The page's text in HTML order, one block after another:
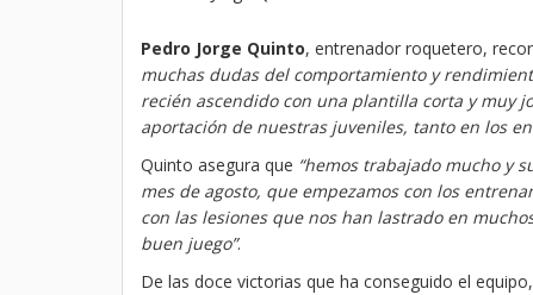
Pedro Jorge Quinto, entrenador roquetero,
muchas dudas del comportamiento y
recién ascendido con una plantilla corta y muy
aportación de nuestras juveniles, tanto en los
Quinto asegura que “hemos trabajado mucho y
mes de agosto, que empezamos con los
con las lesiones que nos han lastrado en
buen juego”.
De las doce victorias que ha conseguido el